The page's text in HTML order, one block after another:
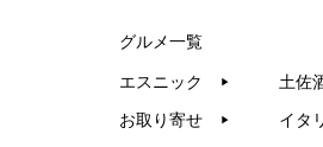
グルメ一覧
エスニック ▶︎ 土佐
お取り寄せ ▶︎ イタ